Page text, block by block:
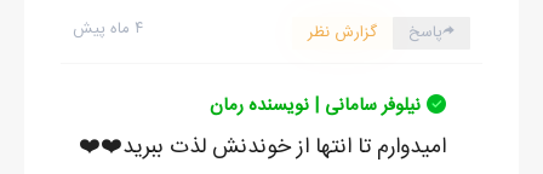
۴ ماه پیش پاسخ گزارش نظر
نیلوفر سامانی | نویسنده رمان
امیدوارم تا انتها از خوندنش لذت ببرید❤️❤️